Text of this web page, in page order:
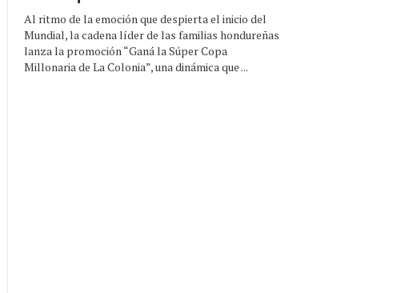
Al ritmo de la emoción que despierta el inicio del
Mundial, la cadena líder de las familias hondureñas
lanza la promoción “Ganá la Súper Copa
Millonaria de La Colonia”, una dinámica que ...